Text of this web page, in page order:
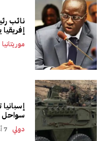
نائب
موريتانيا
سواحل
دولي 7 أغسطس 2026، 23:32 مساءً